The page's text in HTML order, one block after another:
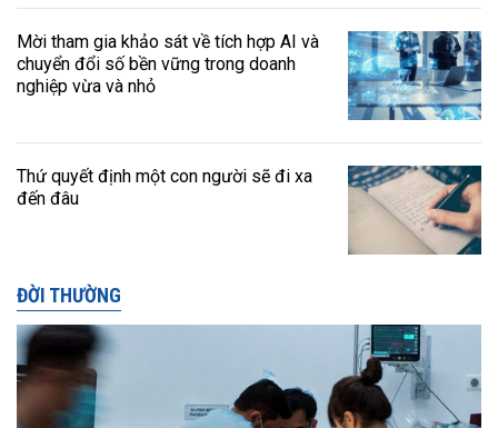
Mời tham gia khảo sát về tích hợp AI và
chuyển đổi số bền vững trong doanh
nghiệp vừa và nhỏ
Thứ quyết định một con người sẽ đi xa
đến đâu
ĐỜI THƯỜNG